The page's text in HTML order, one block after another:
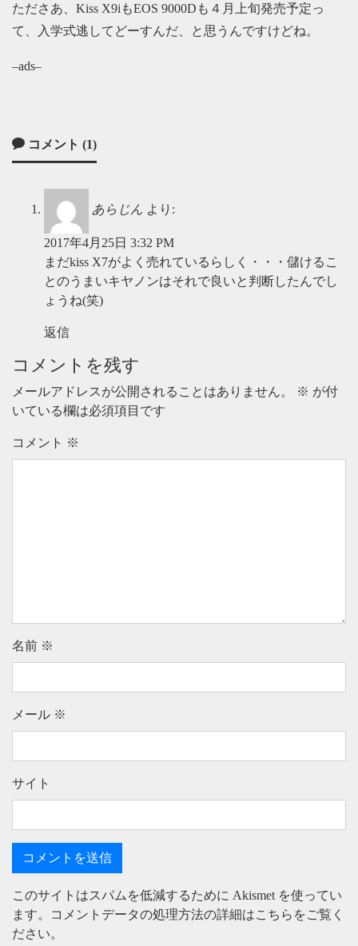
たださあ、Kiss X9iもEOS 9000Dも４月上旬発売予定っ
て、入学式逃してどーすんだ、と思うんですけどね。
–ads–
コメント (1)
あらじん より:
2017年4月25日 3:32 PM
まだkiss X7がよく売れているらしく・・・儲けるこ
とのうまいキヤノンはそれで良いと判断したんでし
ょうね(笑)
返信
コメントを残す
メールアドレスが公開されることはありません。 ※ が付
いている欄は必須項目です
コメント ※
名前 ※
メール ※
サイト
このサイトはスパムを低減するために Akismet を使ってい
ます。
コメントデータの処理方法の詳細はこちらをご覧く
ださい。